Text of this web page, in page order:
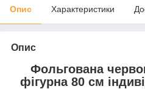
Опис Характеристики
Опис
Фольгована
фігурна 80 см